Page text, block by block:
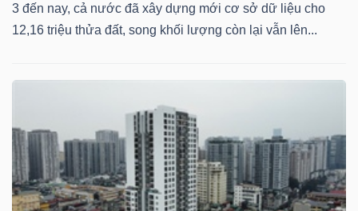
3 đến nay, cả nước đã xây dựng mới cơ sở dữ liệu cho
12,16 triệu thửa đất, song khối lượng còn lại vẫn lên...
Bài
viết
tác
(-)
Báo
cáo